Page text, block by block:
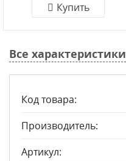
Купить
Все характеристики
Код товара:
Производитель:
Артикул: